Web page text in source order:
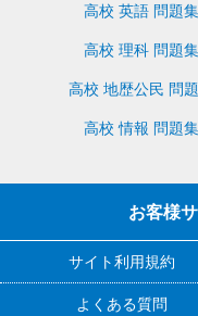
高校 英語 問題集
高校 理科 問題集
高校 地歴公民 問
高校 情報 問題集
お客様
サイト利用規約
よくある質問